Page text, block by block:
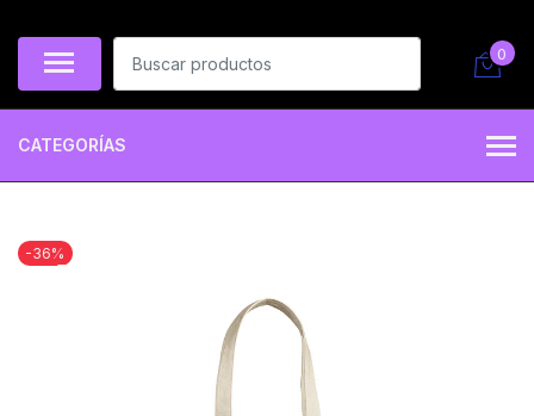
0
CATEGORÍAS
-36%